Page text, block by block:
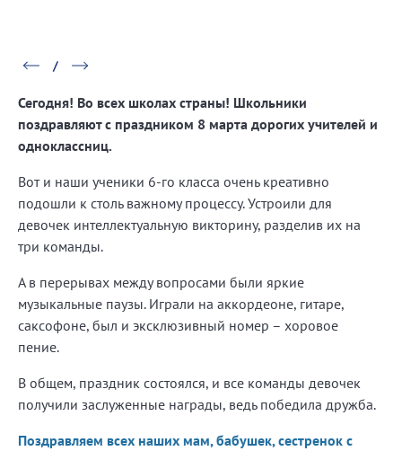
Сегодня! Во всех школах страны! Школьники
поздравляют с праздником 8 марта дорогих учителей и
одноклассниц.
Вот и наши ученики 6-го класса очень креативно
подошли к столь важному процессу. Устроили для
девочек интеллектуальную викторину, разделив их на
три команды.
А в перерывах между вопросами были яркие
музыкальные паузы. Играли на аккордеоне, гитаре,
саксофоне, был и эксклюзивный номер – хоровое
пение.
В общем, праздник состоялся, и все команды девочек
получили заслуженные награды, ведь победила дружба.
Поздравляем всех наших мам, бабушек, сестренок с